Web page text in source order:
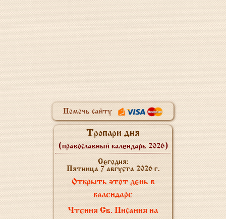
Помочь сайту
Тропари дня
(православный календарь 2026)
Сегодня:
Пятница 7 августа 2026 г.
Открыть этот день в
календаре
Чтения Св. Писания на